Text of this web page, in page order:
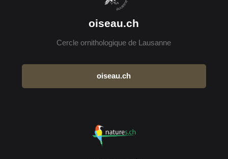
oiseau.ch
Cercle ornithologique de Lausanne
oiseau.ch